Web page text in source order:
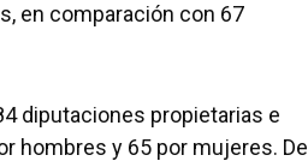
en comparación con 67
diputaciones propietarias e
hombres y 65 por mujeres. De